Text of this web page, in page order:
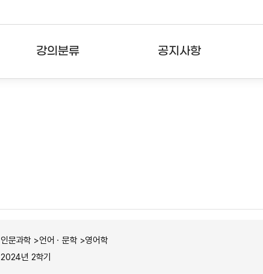
강의분류 공지사항
인문과학 >언어ㆍ문학 >영어학
2024년 2학기